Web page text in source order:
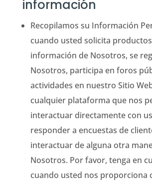
información
Recopilamos su Información
cuando usted solicita
información de Nosotros, se
Nosotros, participa en foros
actividades en nuestro Sitio
cualquier plataforma que nos
interactuar directamente con
responder a encuestas de
interactuar de alguna otra
Nosotros. Por favor, tenga en
cuando usted nos proporciona